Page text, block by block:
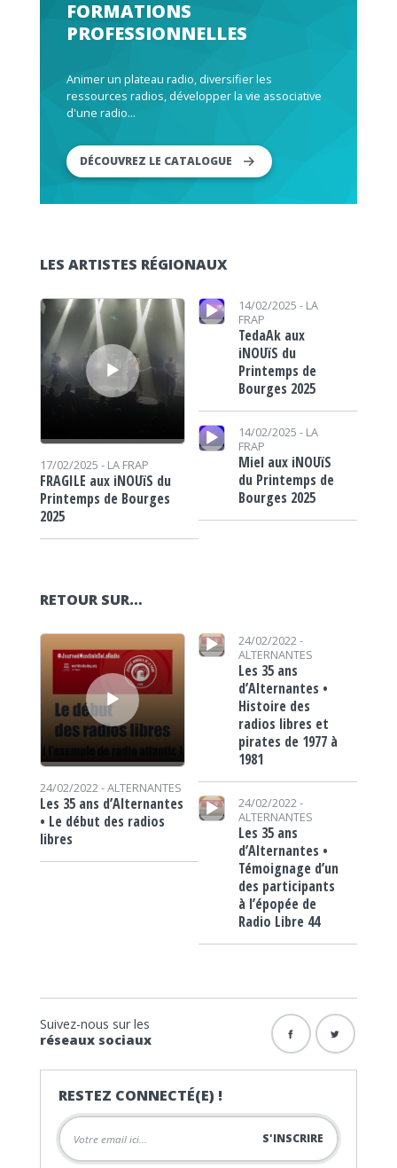
FORMATIONS
PROFESSIONNELLES
Animer un plateau radio, diversifier les
ressources radios, développer la vie associative
d'une radio...
DÉCOUVREZ LE CATALOGUE
LES ARTISTES RÉGIONAUX
Lecteur audio
17/02/2025 - LA FRAP
FRAGILE aux iNOUïS du
Printemps de Bourges
2025
Lecteur audio 14/02/2025 - LA
FRAP
TedaAk aux
iNOUïS du
Printemps de
Bourges 2025
Lecteur audio
14/02/2025 - LA
FRAP
Miel aux iNOUïS
du Printemps de
Bourges 2025
RETOUR SUR…
Lecteur audio
24/02/2022 -ALTERNANTES
Les 35 ans d’Alternantes
• Le début des radios
libres
Lecteur audio
24/02/2022 -
ALTERNANTES
Les 35 ans
d’Alternantes •
Histoire des
radios libres et
pirates de 1977 à
1981
Lecteur audio
24/02/2022 -
ALTERNANTES
Les 35 ans
d’Alternantes •
Témoignage d’un
des participants
à l’épopée de
Radio Libre 44
Suivez-nous sur les
réseaux sociaux
RESTEZ CONNECTÉ(E) !